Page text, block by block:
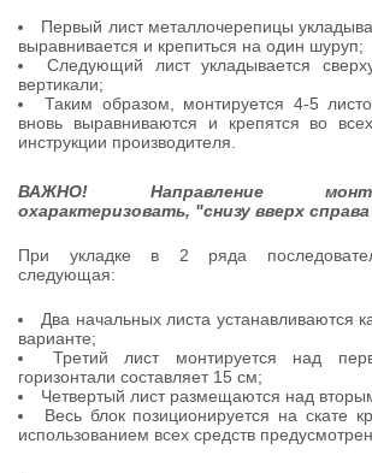
Первый лист металлочерепицы
выравнивается и крепиться на один шуруп;
Следующий лист укладывается
вертикали;
Таким образом, монтируется 4-5
вновь выравниваются и крепятся во
инструкции производителя.
ВАЖНО! Направление
охарактеризовать, "снизу вверх
При укладке в 2 ряда
следующая:
Два начальных листа устанавливаются
варианте;
Третий лист монтируется над
горизонтали составляет 15 см;
Четвертый лист размещаются над
Весь блок позиционируется на скате
использованием всех средств